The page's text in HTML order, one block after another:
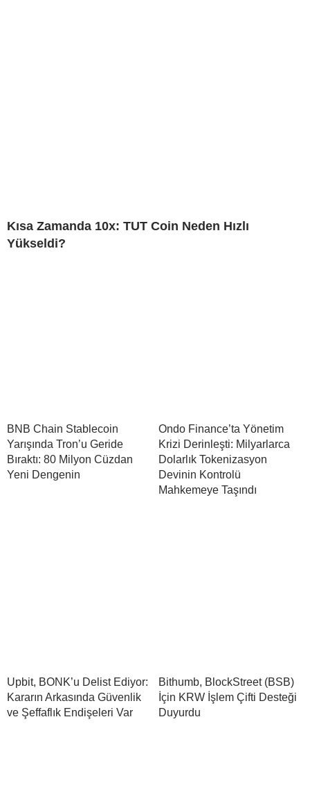
Kısa Zamanda 10x: TUT Coin Neden Hızlı
Yükseldi?
BNB Chain Stablecoin
Yarışında Tron’u Geride
Bıraktı: 80 Milyon Cüzdan
Yeni Dengenin
Ondo Finance’ta Yönetim
Krizi Derinleşti: Milyarlarca
Dolarlık Tokenizasyon
Devinin Kontrolü
Mahkemeye Taşındı
Upbit, BONK’u Delist Ediyor:
Kararın Arkasında Güvenlik
ve Şeffaflık Endişeleri Var
Bithumb, BlockStreet (BSB)
İçin KRW İşlem Çifti Desteği
Duyurdu